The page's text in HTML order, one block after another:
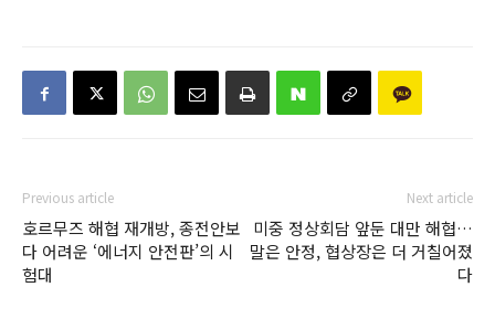
Previous article
호르무즈 해협 재개방, 종전안보
다 어려운 ‘에너지 안전판’의 시
험대
Next article
미중 정상회담 앞둔 대만 해협…
말은 안정, 협상장은 더 거칠어졌
다